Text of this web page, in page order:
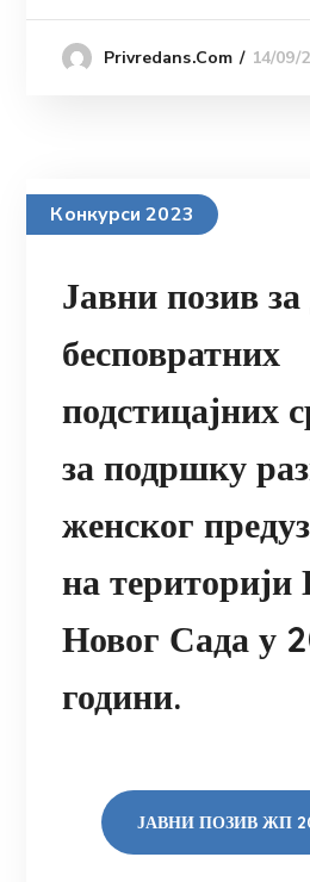
Privredans.com 14/09/
Конкурси 2023
Јавни позив за
бесповратних
подстицајних
за подршку
женског
на територији
Новог Сада у
години.
ЈАВНИ ПОЗИВ ЖП